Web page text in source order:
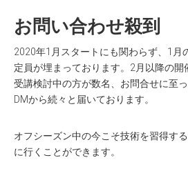
お問い合わせ殺到
2020年1月スタートにも関わらず、1月
定員が埋まっております。2月以降の開
受講検討中の方が数名、お問合せに至
DMから続々と届いております。
オフシーズン中の今こそ技術を習得す
に行くことができます。